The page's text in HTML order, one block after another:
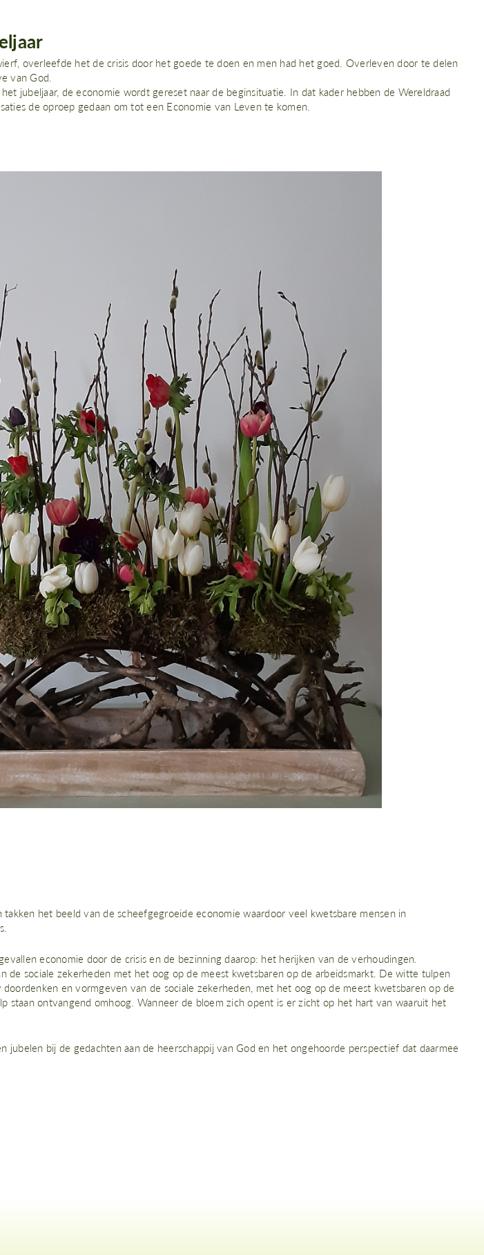
overleefde het de crisis door het goede te doen en men had het goed. Overleven door te delen
van God.
jubeljaar, de economie wordt gereset naar de beginsituatie. In dat kader hebben de Wereldraad
de oproep gedaan om tot een Economie van Leven te komen.
het beeld van de scheefgegroeide economie waardoor veel kwetsbare mensen in
economie door de crisis en de bezinning daarop: het herijken van de verhoudingen.
de sociale zekerheden met het oog op de meest kwetsbaren op de arbeidsmarkt. De witte tulpen
en vormgeven van de sociale zekerheden, met het oog op de meest kwetsbaren op de
staan ontvangend omhoog. Wanneer de bloem zich opent is er zicht op het hart van waaruit het
jubelen bij de gedachten aan de heerschappij van God en het ongehoorde perspectief dat daarmee